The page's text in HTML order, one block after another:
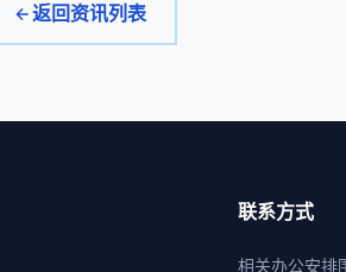
返回资讯列表
联系方式
相关办公安排